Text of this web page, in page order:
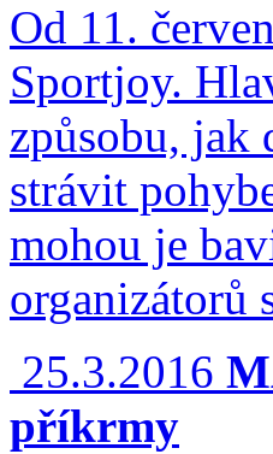
Od 11.
Sportjoy.
způsobu, jak
strávit
mohou je
organizátorů
25.3.2016
příkrmy